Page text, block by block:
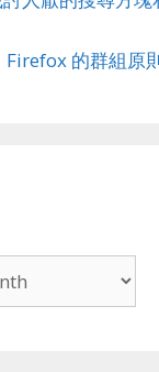
Firefox 的群組原